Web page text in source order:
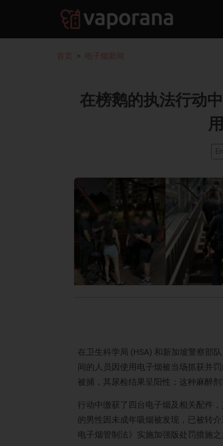
首页 电子烟新闻
在榜鹅的执法行动
在卫生科学局 (HSA) 和新加坡警察部
间的人员因使用电子烟被当场抓获并
被捕，其尿检结果呈阳性；这种麻醉
行动中缴获了四台电子烟及相关配件
的男性因未成年吸烟被发现，已被转
电子烟管制法》实施加强版处罚措施